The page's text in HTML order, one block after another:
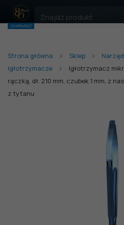
Strona główna Sklep
Igłotrzymacze
Igłotrzymacz
rączką, dł. 210 mm, czubek 1 mm, z
z tytanu